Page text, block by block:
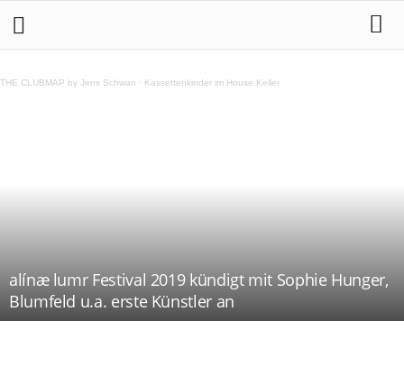
THE CLUBMAP by Jens Schwan · Kassettenkinder im House Keller
alínæ lumr Festival 2019 kündigt mit Sophie Hunger,
Blumfeld u.a. erste Künstler an